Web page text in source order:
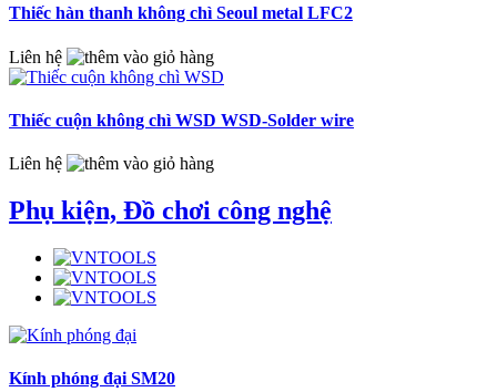
Thiếc hàn thanh không chì Seoul metal LFC2
Liên hệ
Thiếc cuộn không chì WSD WSD-Solder wire
Liên hệ
Phụ kiện, Đồ chơi công nghệ
Kính phóng đại SM20